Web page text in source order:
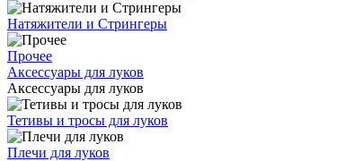
Натяжители и Стрингеры
Прочее
Аксессуары для луков
Аксессуары для луков
Тетивы и тросы для луков
Плечи для луков